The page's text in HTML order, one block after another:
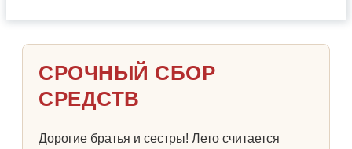
СРОЧНЫЙ СБОР
СРЕДСТВ
Дорогие братья и сестры! Лето считается